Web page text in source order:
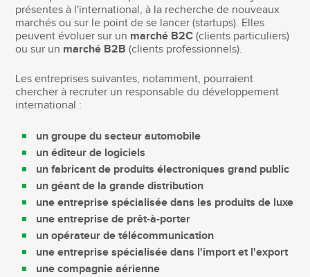
présentes à l'international, à la recherche de nouveaux
marchés ou sur le point de se lancer (startups). Elles
peuvent évoluer sur un marché B2C (clients particuliers)
ou sur un marché B2B (clients professionnels).
Les entreprises suivantes, notamment, pourraient
chercher à recruter un responsable du développement
international :
un groupe du secteur automobile
un éditeur de logiciels
un fabricant de produits électroniques grand public
un géant de la grande distribution
une entreprise spécialisée dans les produits de luxe
une entreprise de prêt-à-porter
un opérateur de télécommunication
une entreprise spécialisée dans l'import et l'export
une compagnie aérienne